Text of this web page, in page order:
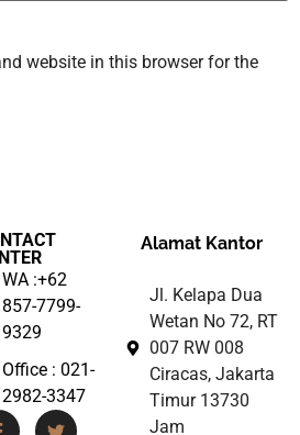
website in this browser for the
WA :+62
857-7799-
9329
Office : 021-
2982-3347
Alamat Kantor
Jl. Kelapa Dua
Wetan No 72, RT
007 RW 008
Ciracas, Jakarta
Timur 13730
Jam